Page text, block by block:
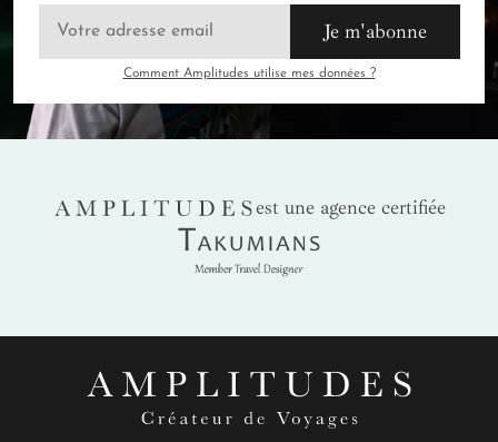
Je m'abonne
Comment Amplitudes utilise mes données ?
AMPLITUDES
est une agence certifiée
Takumians